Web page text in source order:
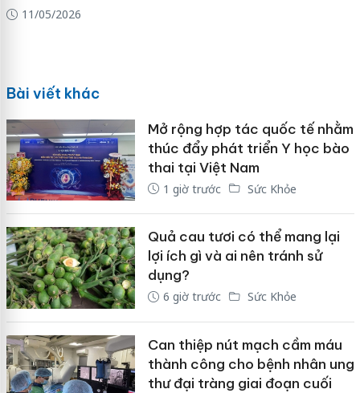
11/05/2026
Bài viết khác
Mở rộng hợp tác quốc tế nhằm
thúc đẩy phát triển Y học bào
thai tại Việt Nam
1 giờ trước Sức Khỏe
Quả cau tươi có thể mang lại
lợi ích gì và ai nên tránh sử
dụng?
6 giờ trước Sức Khỏe
Can thiệp nút mạch cầm máu
thành công cho bệnh nhân ung
thư đại tràng giai đoạn cuối